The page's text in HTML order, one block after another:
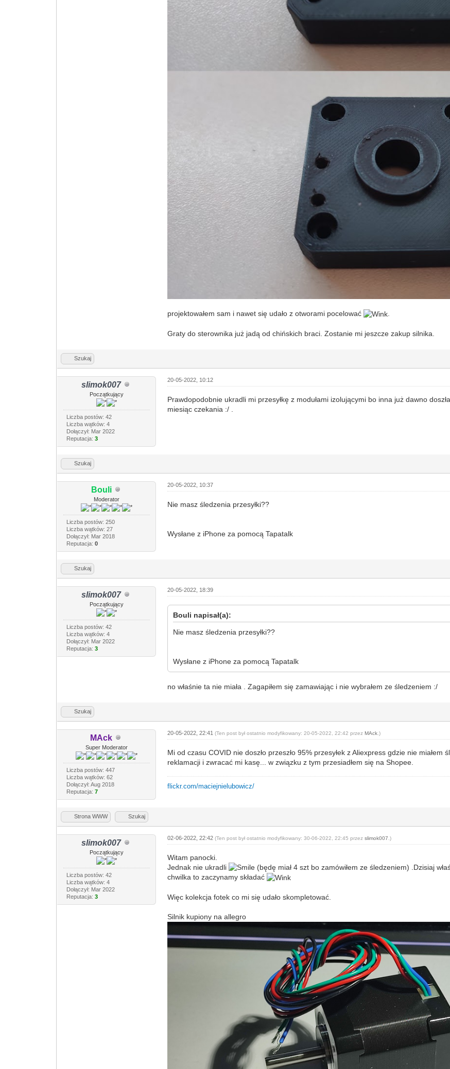
projektowałem sam i nawet się udało z otworami pocelować
Graty do sterownika już jadą od chińskich braci. Zostanie mi jeszcze zakup silnika.
Szukaj
slimok007
Początkujący
Liczba postów: 42
Liczba wątków: 4
Dołączył: Mar 2022
Reputacja: 3
20-05-2022, 10:12
Prawdopodobnie ukradli mi przesyłkę z modułami izolującymi bo inna już dawno
miesiąc czekania :/ .
Szukaj
Bouli
Moderator
Liczba postów: 250
Liczba wątków: 27
Dołączył: Mar 2018
Reputacja: 0
20-05-2022, 10:37
Nie masz śledzenia przesyłki??
Wysłane z iPhone za pomocą Tapatalk
Szukaj
slimok007
Początkujący
Liczba postów: 42
Liczba wątków: 4
Dołączył: Mar 2022
Reputacja: 3
20-05-2022, 18:39
Bouli napisał(a):
Nie masz śledzenia przesyłki??
Wysłane z iPhone za pomocą Tapatalk
no właśnie ta nie miała . Zagapiłem się zamawiając i nie wybrałem ze śledzeniem :/
Szukaj
MAck
Super Moderator
Liczba postów: 447
Liczba wątków: 62
Dołączył: Aug 2018
Reputacja: 7
20-05-2022, 22:41(Ten post był ostatnio modyfikowany: 20-05-2022, 22:42 przezMAck .)
Mi od czasu COVID nie doszło przeszło 95% przesyłek z Aliexpress gdzie nie
reklamacji i zwracać mi kasę... w związku z tym przesiadłem się na Shopee.
flickr.com/maciejnielubowicz/
Strona WWW Szukaj
slimok007
Początkujący
Liczba postów: 42
Liczba wątków: 4
Dołączył: Mar 2022
Reputacja: 3
02-06-2022, 22:42(Ten post był ostatnio modyfikowany: 30-06-2022, 22:45 przezslimok007 .)
Witam panocki.
Jednak nie ukradli
(będę miał 4 szt bo zamówiłem ze śledzeniem) .Dzisiaj
chwilka to zaczynamy składać
Więc kolekcja fotek co mi się udało skompletować.
Silnik kupiony na allegro